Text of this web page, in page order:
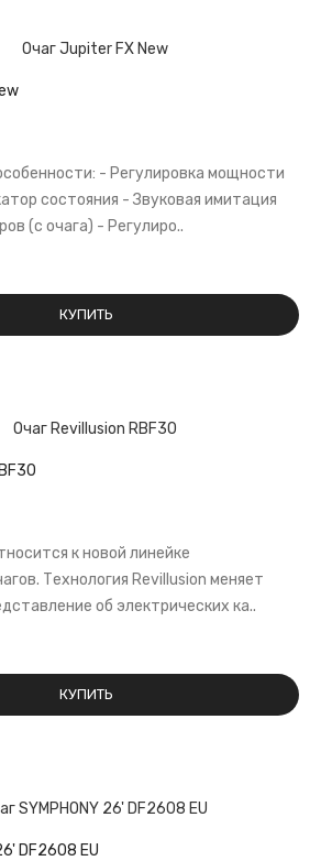
- Регулировка мощности
состояния - Звуковая имитация
(с очага) - Регулиро..
КУПИТЬ
к новой линейке
Технология Revillusion меняет
об электрических ка..
КУПИТЬ
DF2608 EU